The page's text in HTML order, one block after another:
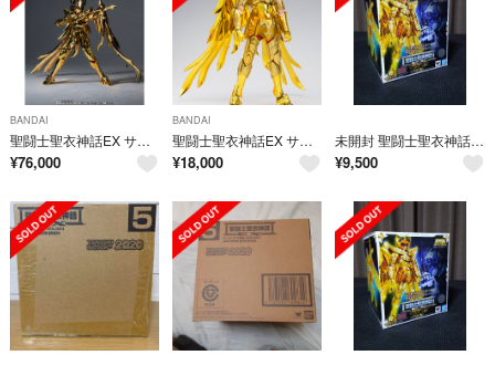
BANDAI
聖闘士聖衣神話EX サジタリアス星矢 GOLD24
¥76,000
BANDAI
聖闘士聖衣神話EX サジタリアス星矢
¥18,000
未開封 聖闘士聖衣神話EX サジタリアス星矢 1
¥9,500